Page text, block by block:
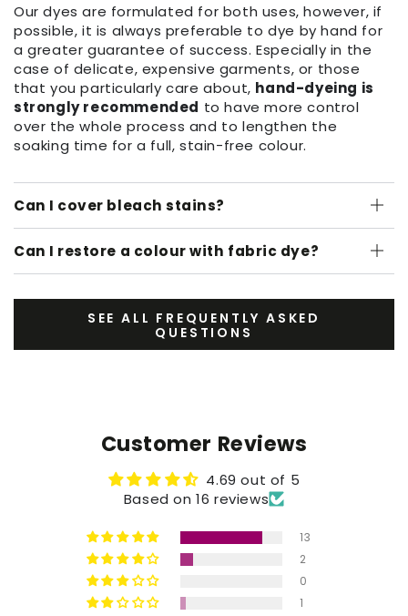
Our dyes are formulated for both uses, however, if
possible, it is always preferable to dye by hand for
a greater guarantee of success. Especially in the
case of delicate, expensive garments, or those
that you particularly care about, hand-dyeing is
strongly recommended to have more control
over the whole process and to lengthen the
soaking time for a full, stain-free colour.
Can I cover bleach stains?
Can I restore a colour with fabric dye?
SEE ALL FREQUENTLY ASKED
QUESTIONS
Customer Reviews
4.69 out of 5
Based on 16 reviews
13
2
0
1